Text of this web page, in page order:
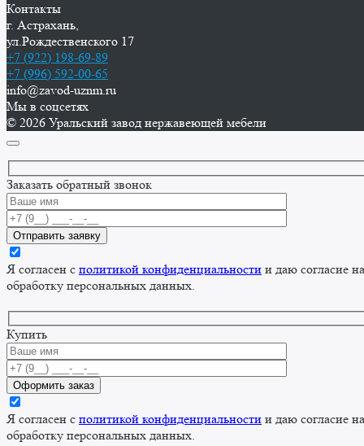
Контакты
г. Астрахань,
ул.Рождественского 17
+7 (922) 198-69-89
+7 (996) 592-00-65
info@zavod-uznm.ru
Мы в соцсетях
© 2026 Уральский завод нержавеющей мебели
Заказать обратный звонок
Я согласен с политикой конфиденциальности и даю согласие на
обработку персональных данных.
Купить
Я согласен с политикой конфиденциальности и даю согласие на
обработку персональных данных.